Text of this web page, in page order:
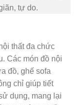
tự do.
thất đa chức
Các món đồ nội
đồ, ghế sofa
chỉ giúp tiết
dụng, mang lại